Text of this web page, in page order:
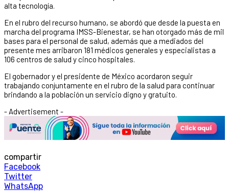
alta tecnología.
En el rubro del recurso humano, se abordó que desde la puesta en
marcha del programa IMSS-Bienestar, se han otorgado más de mil
bases para el personal de salud, además que a mediados del
presente mes arribaron 181 médicos generales y especialistas a
106 centros de salud y cinco hospitales.
El gobernador y el presidente de México acordaron seguir
trabajando conjuntamente en el rubro de la salud para continuar
brindando a la población un servicio digno y gratuito.
- Advertisement -
compartir
Facebook
Twitter
WhatsApp